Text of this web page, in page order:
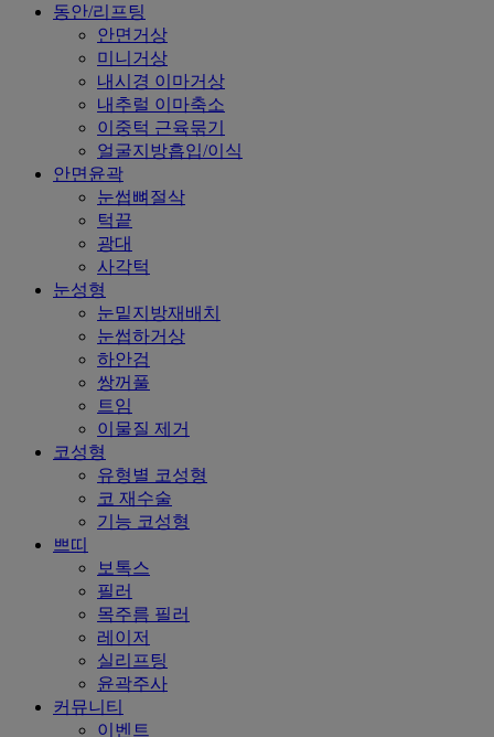
동안/리프팅
안면거상
미니거상
내시경 이마거상
내추럴 이마축소
이중턱 근육묶기
얼굴지방흡입/이식
안면윤곽
눈썹뼈절삭
턱끝
광대
사각턱
눈성형
눈밑지방재배치
눈썹하거상
하안검
쌍꺼풀
트임
이물질 제거
코성형
유형별 코성형
코 재수술
기능 코성형
쁘띠
보톡스
필러
목주름 필러
레이저
실리프팅
윤곽주사
커뮤니티
이벤트